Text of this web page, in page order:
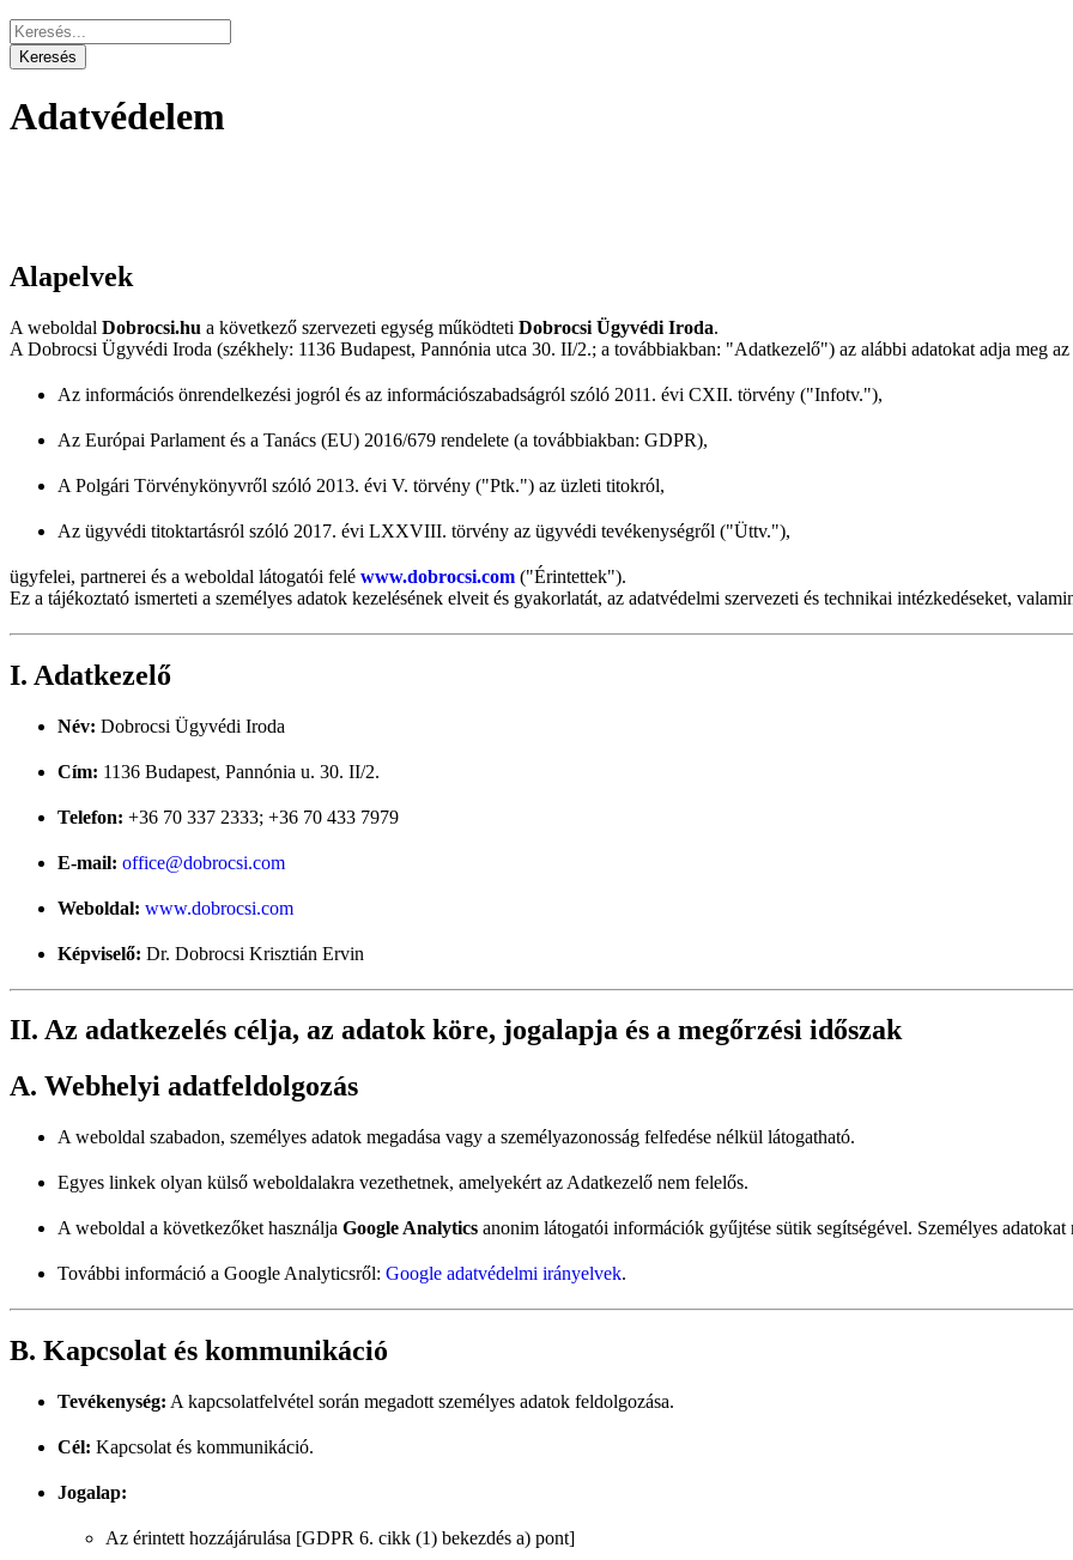
Adatvédelem
Alapelvek
A weboldal Dobrocsi.hu a következő szervezeti egység működteti Dobrocsi Ügyvédi Iroda.
A Dobrocsi Ügyvédi Iroda (székhely: 1136 Budapest, Pannónia utca 30. II/2.; a továbbiakban: "Adatkezelő") az alábbi adatokat adja meg
Az információs önrendelkezési jogról és az információszabadságról szóló 2011. évi CXII. törvény ("Infotv."),
Az Európai Parlament és a Tanács (EU) 2016/679 rendelete (a továbbiakban: GDPR),
A Polgári Törvénykönyvről szóló 2013. évi V. törvény ("Ptk.") az üzleti titokról,
Az ügyvédi titoktartásról szóló 2017. évi LXXVIII. törvény az ügyvédi tevékenységről ("Üttv."),
ügyfelei, partnerei és a weboldal látogatói felé www.dobrocsi.com ("Érintettek").
Ez a tájékoztató ismerteti a személyes adatok kezelésének elveit és gyakorlatát, az adatvédelmi szervezeti és technikai intézkedéseket,
I. Adatkezelő
Név: Dobrocsi Ügyvédi Iroda
Cím: 1136 Budapest, Pannónia u. 30. II/2.
Telefon: +36 70 337 2333; +36 70 433 7979
E-mail: office@dobrocsi.com
Weboldal: www.dobrocsi.com
Képviselő: Dr. Dobrocsi Krisztián Ervin
II. Az adatkezelés célja, az adatok köre, jogalapja és a megőrzési időszak
A. Webhelyi adatfeldolgozás
A weboldal szabadon, személyes adatok megadása vagy a személyazonosság felfedése nélkül látogatható.
Egyes linkek olyan külső weboldalakra vezethetnek, amelyekért az Adatkezelő nem felelős.
A weboldal a következőket használja Google Analytics anonim látogatói információk gyűjtése sütik segítségével. Személyes
További információ a Google Analyticsről: Google adatvédelmi irányelvek.
B. Kapcsolat és kommunikáció
Tevékenység: A kapcsolatfelvétel során megadott személyes adatok feldolgozása.
Cél: Kapcsolat és kommunikáció.
Jogalap:
Az érintett hozzájárulása [GDPR 6. cikk (1) bekezdés a) pont]